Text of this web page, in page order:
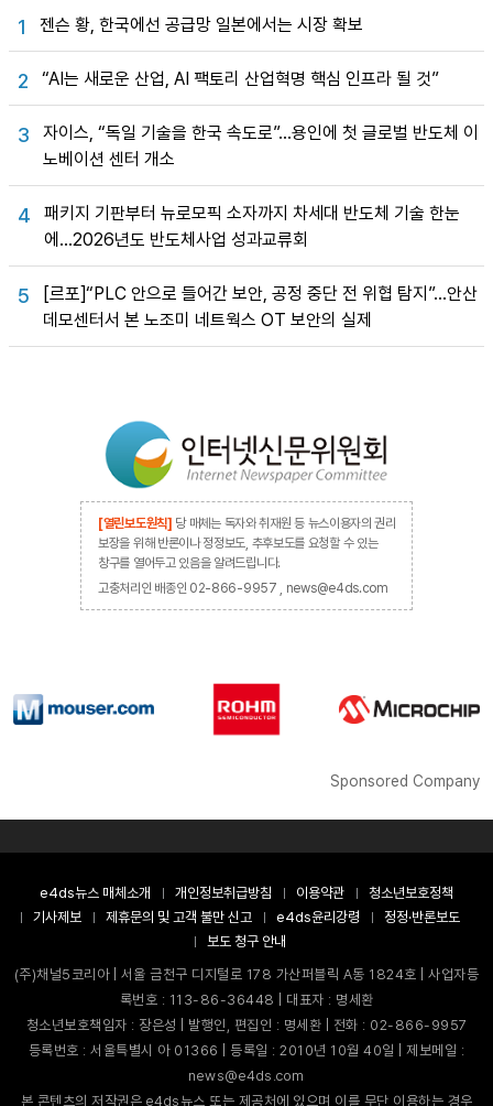
1 젠슨 황, 한국에선 공급망 일본에서는 시장 확보
2 “AI는 새로운 산업, AI 팩토리 산업혁명 핵심 인프라 될 것”
3
자이스, “독일 기술을 한국 속도로”…용인에 첫 글로벌 반도체 이
노베이션 센터 개소
4
패키지 기판부터 뉴로모픽 소자까지 차세대 반도체 기술 한눈
에…2026년도 반도체사업 성과교류회
5
[르포]“PLC 안으로 들어간 보안, 공정 중단 전 위협 탐지”…안산
데모센터서 본 노조미 네트웍스 OT 보안의 실제
[열린보도원칙] 당 매체는 독자와 취재원 등 뉴스이용자의 권리
보장을 위해 반론이나 정정보도, 추후보도를 요청할 수 있는
창구를 열어두고 있음을 알려드립니다.
고충처리인 배종인 02-866-9957 , news@e4ds.com
Sponsored Company
e4ds뉴스 매체소개 개인정보취급방침 이용약관
청소년보호정책
기사제보
제휴문의 및 고객 불만 신고 e4ds윤리강령
정정·반론보도
보도 청구 안내
(주)채널5코리아 | 서울 금천구 디지털로 178 가산퍼블릭 A동 1824호 | 사업자등
록번호 : 113-86-36448 | 대표자 : 명세환
청소년보호책임자 : 장은성 | 발행인, 편집인 : 명세환 | 전화 : 02-866-9957
등록번호 : 서울특별시 아 01366 | 등록일 : 2010년 10월 40일 | 제보메일 :
news@e4ds.com
본 콘텐츠의 저작권은 e4ds뉴스 또는 제공처에 있으며 이를 무단 이용하는 경우